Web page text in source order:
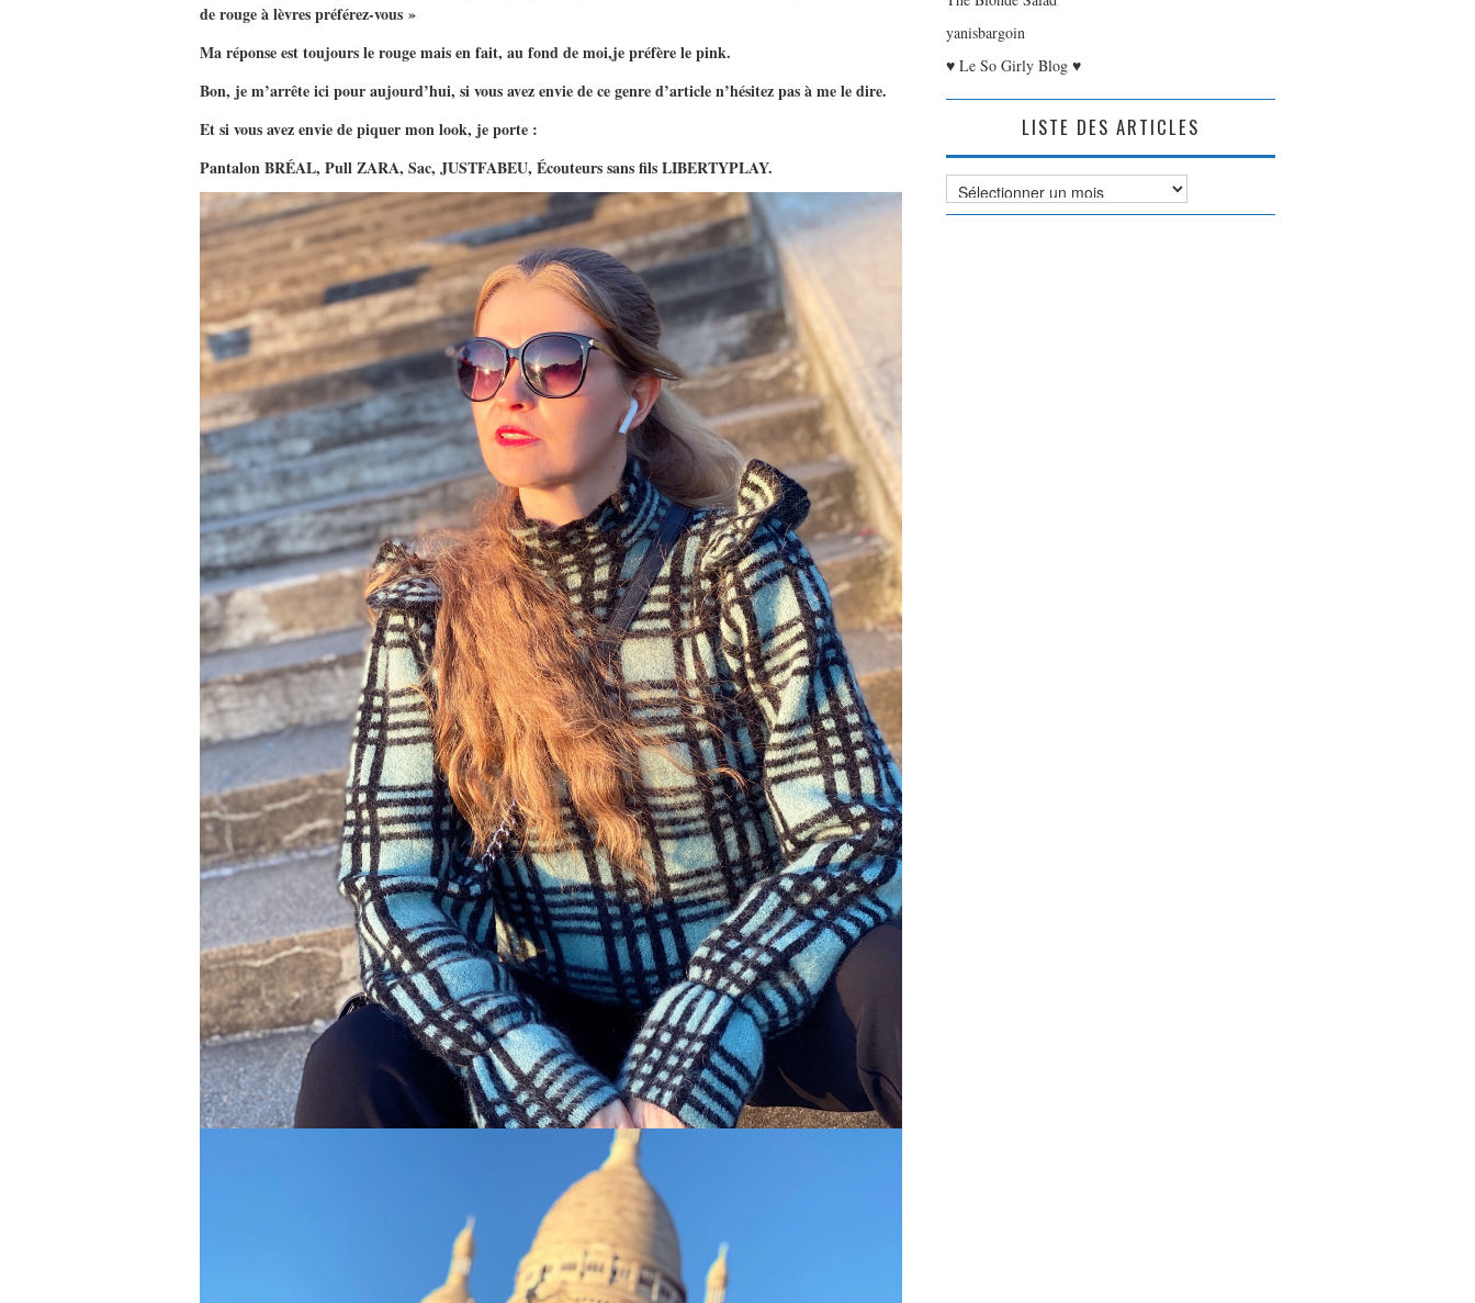
de rouge à lèvres préférez-vous »
Ma réponse est toujours le rouge mais en fait, au fond de moi,je préfère le pink.
Bon, je m’arrête ici pour aujourd’hui, si vous avez envie de ce genre d’article n’hésitez pas à me le dire.
Et si vous avez envie de piquer mon look, je porte :
Pantalon BRÉAL, Pull ZARA, Sac, JUSTFABEU, Écouteurs sans fils LIBERTYPLAY.
yanisbargoin
♥ Le So Girly Blog ♥
LISTE DES ARTICLES
Liste
des